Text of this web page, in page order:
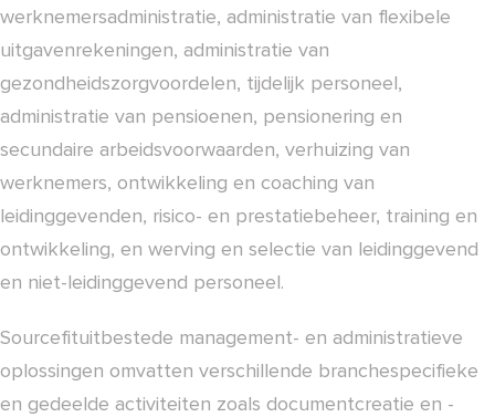
werknemersadministratie, administratie van flexibele
uitgavenrekeningen, administratie van
gezondheidszorgvoordelen, tijdelijk personeel,
administratie van pensioenen, pensionering en
secundaire arbeidsvoorwaarden, verhuizing van
werknemers, ontwikkeling en coaching van
leidinggevenden, risico- en prestatiebeheer, training en
ontwikkeling, en werving en selectie van leidinggevend
en niet-leidinggevend personeel.
Sourcefituitbestede management- en administratieve
oplossingen omvatten verschillende branchespecifieke
en gedeelde activiteiten zoals documentcreatie en -